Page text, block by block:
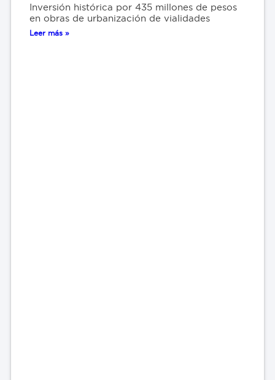
Inversión histórica por 435 millones de pesos
en obras de urbanización de vialidades
Leer más »